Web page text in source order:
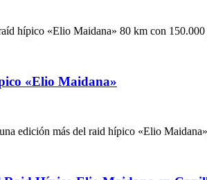
hípico «Elio Maidana» 80 km con 150.000
«Elio Maidana»
edición más del raid hípico «Elio